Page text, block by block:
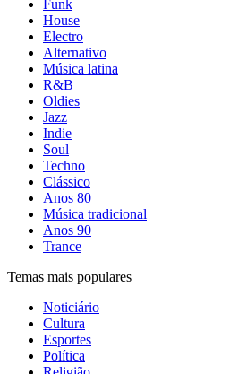
Funk
House
Electro
Alternativo
Música latina
R&B
Oldies
Jazz
Indie
Soul
Techno
Clássico
Anos 80
Música tradicional
Anos 90
Trance
Temas mais populares
Noticiário
Cultura
Esportes
Política